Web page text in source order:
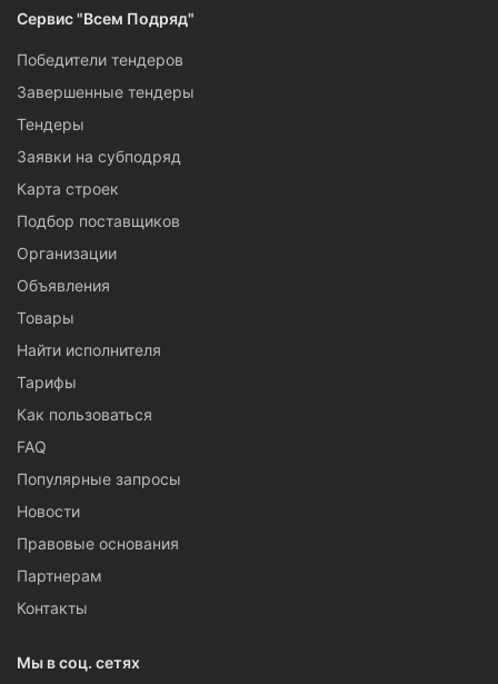
Сервис "Всем Подряд"
Победители тендеров
Завершенные тендеры
Тендеры
Заявки на субподряд
Карта строек
Подбор поставщиков
Организации
Объявления
Товары
Найти исполнителя
Тарифы
Как пользоваться
FAQ
Популярные запросы
Новости
Правовые основания
Партнерам
Контакты
Мы в соц. сетях